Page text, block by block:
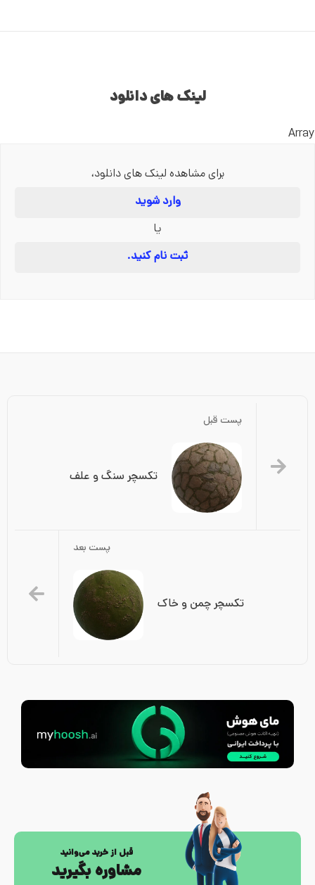
لینک های دانلود
Array
برای مشاهده لینک های دانلود،
وارد شوید
یا
ثبت نام کنید.
پست قبل
تکسچر سنگ و علف
پست بعد
تکسچر چمن و خاک
قبل از خرید می‌وانید
مشاوره بگیرید